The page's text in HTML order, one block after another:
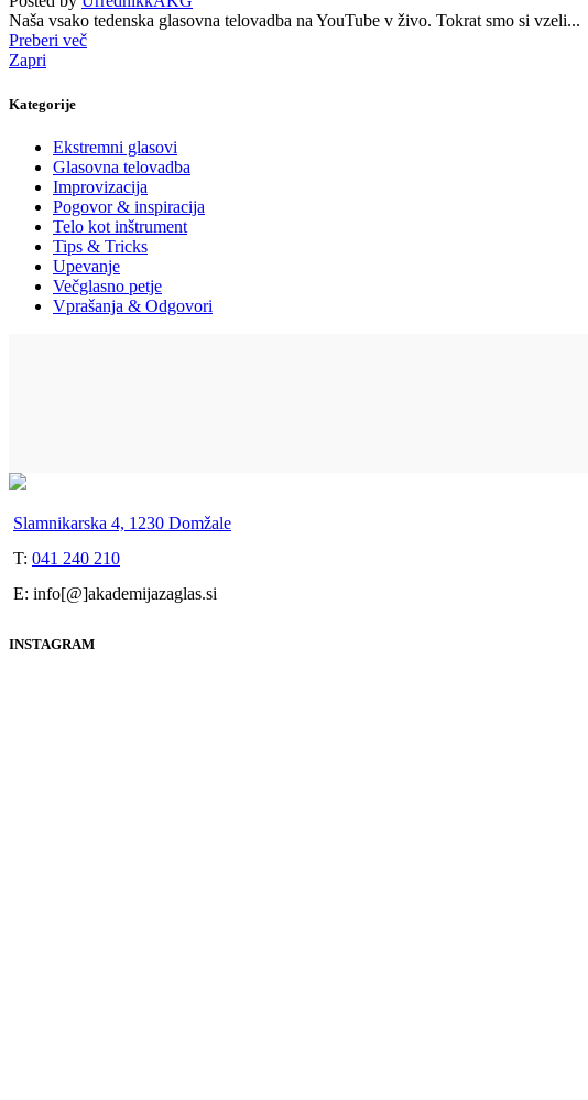
Naša vsako tedenska glasovna telovadba na YouTube v živo. Tokrat smo si vzeli...
Preberi več
Zapri
Kategorije
Ekstremni glasovi
Glasovna telovadba
Improvizacija
Pogovor & inspiracija
Telo kot inštrument
Tips & Tricks
Upevanje
Večglasno petje
Vprašanja & Odgovori
Slamnikarska 4, 1230 Domžale
T: 041 240 210
E: info[@]akademijazaglas.si
INSTAGRAM